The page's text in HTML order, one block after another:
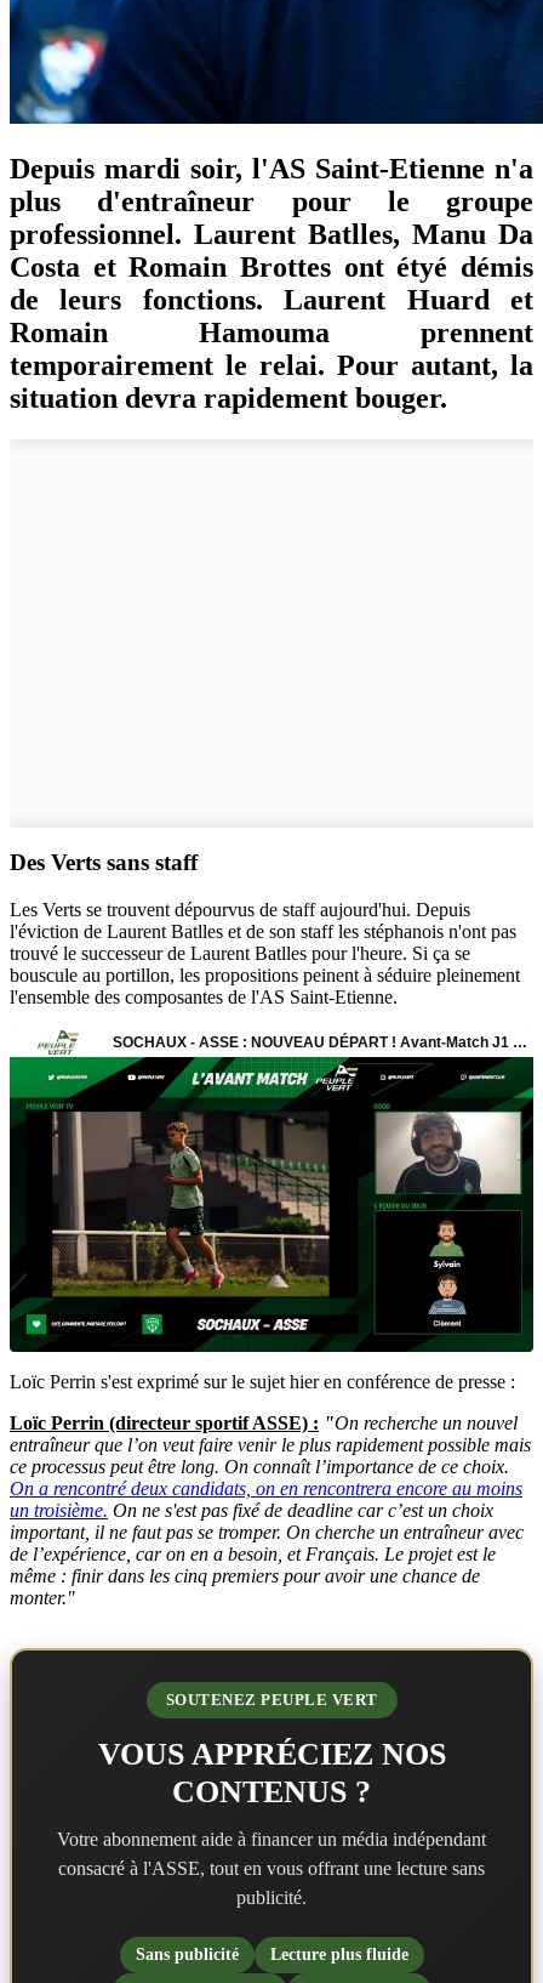
Depuis mardi soir, l'AS Saint-Etienne n'a
plus d'entraîneur pour le groupe
professionnel. Laurent Batlles, Manu Da
Costa et Romain Brottes ont étyé démis
de leurs fonctions. Laurent Huard et
Romain Hamouma prennent
temporairement le relai. Pour autant, la
situation devra rapidement bouger.
Des Verts sans staff
Les Verts se trouvent dépourvus de staff aujourd'hui. Depuis
l'éviction de Laurent Batlles et de son staff les stéphanois n'ont pas
trouvé le successeur de Laurent Batlles pour l'heure. Si ça se
bouscule au portillon, les propositions peinent à séduire pleinement
l'ensemble des composantes de l'AS Saint-Etienne.
Loïc Perrin s'est exprimé sur le sujet hier en conférence de presse :
Loïc Perrin (directeur sportif ASSE) : "On recherche un nouvel
entraîneur que l’on veut faire venir le plus rapidement possible mais
ce processus peut être long. On connaît l’importance de ce choix.
On a rencontré deux candidats, on en rencontrera encore au moins
un troisième. On ne s'est pas fixé de deadline car c’est un choix
important, il ne faut pas se tromper. On cherche un entraîneur avec
de l’expérience, car on en a besoin, et Français. Le projet est le
même : finir dans les cinq premiers pour avoir une chance de
monter."
SOUTENEZ PEUPLE VERT
VOUS APPRÉCIEZ NOS
CONTENUS ?
Votre abonnement aide à financer un média indépendant
consacré à l'ASSE, tout en vous offrant une lecture sans
publicité.
Sans publicité
Lecture plus fluide